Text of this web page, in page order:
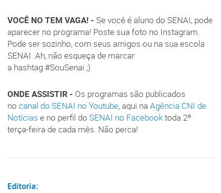
VOCÊ NO TEM VAGA! - Se você é aluno do SENAI, pode
aparecer no programa! Poste sua foto no Instagram.
Pode ser sozinho, com seus amigos ou na sua escola
SENAI. Ah, não esqueça de marcar
a hashtag #SouSenai ;)
ONDE ASSISTIR - Os programas são publicados
no canal do SENAI no Youtube, aqui na Agência CNI de
Notícias e no perfil do SENAI no Facebooktoda 2ª
terça-feira de cada mês. Não perca!
Editoria: